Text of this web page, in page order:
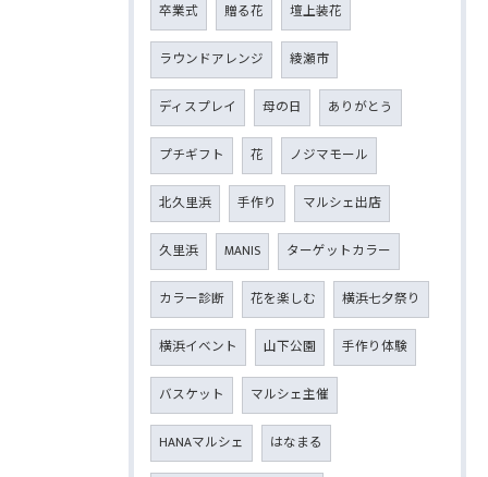
卒業式 贈る花 壇上装花
ラウンドアレンジ 綾瀬市
ディスプレイ 母の日 ありがとう
プチギフト 花 ノジマモール
北久里浜 手作り マルシェ出店
久里浜 MANIS ターゲットカラー
カラー診断 花を楽しむ 横浜七夕祭り
横浜イベント 山下公園 手作り体験
バスケット マルシェ主催
HANAマルシェ はなまる